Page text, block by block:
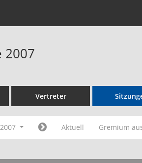
2007
Vertreter
2007 Aktuell Gremium